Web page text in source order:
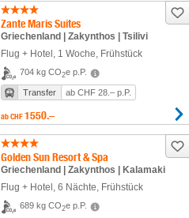
Zante Maris Suites
Griechenland | Zakynthos | Tsilivi
Flug + Hotel , 1 Woche, Frühstück
704 kg CO2e p.P.
Transfer ab CHF 28.– p.P.
ab CHF 1550.–
Golden Sun Resort & Spa
Griechenland | Zakynthos | Kalamaki
Flug + Hotel , 6 Nächte, Frühstück
689 kg CO2e p.P.